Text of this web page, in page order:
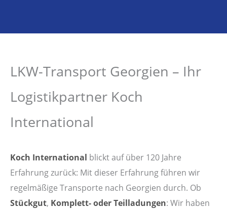
LKW-Transport Georgien – Ihr
Logistikpartner Koch
International
Koch International blickt auf über 120 Jahre
Erfahrung zurück: Mit dieser Erfahrung führen wir
regelmäßige Transporte nach Georgien durch. Ob
Stückgut, Komplett- oder Teilladungen: Wir haben